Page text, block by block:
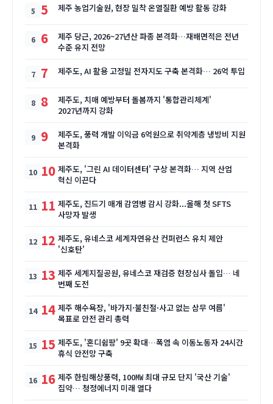
5 제주 농업기술원, 현장 밀착 온열질환 예방 활동 강화
6
제주 당근, 2026~27년산 파종 본격화…재배면적은 전년
수준 유지 전망
7 제주도, AI 활용 고정밀 전자지도 구축 본격화… 26억 투입
8
제주도, 치매 예방부터 돌봄까지 '통합관리체계'
2027년까지 강화
9
제주도, 풍력 개발 이익금 6억원으로 취약계층 냉방비 지원
본격화
10 제주도, '그린 AI 데이터센터' 구상 본격화… 지역 산업
혁신 이끈다
11 제주도, 진드기 매개 감염병 감시 강화...올해 첫 SFTS
사망자 발생
12 제주도, 유네스코 세계자연유산 컨퍼런스 유치 제안
'신호탄'
13 제주 세계지질공원, 유네스코 재검증 현장심사 돌입… 네
번째 도전
14 제주 해수욕장, '바가지·불친절·사고 없는 삼무 여름'
목표로 안전 관리 총력
15 제주도, '혼디쉼팡' 9곳 확대…폭염 속 이동노동자 24시간
휴식 안전망 구축
16 제주 한림해상풍력, 100㎿ 최대 규모 단지 '국산 기술'
집약… 청정에너지 미래 열다